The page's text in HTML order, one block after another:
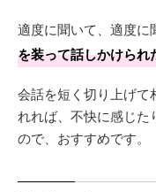
適度に聞いて、適度に
を装って話しかけられ
会話を短く切り上げて
れれば、不快に感じた
ので、おすすめです。